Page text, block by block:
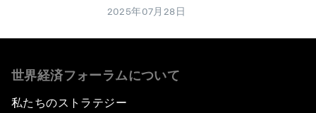
2025年07月28日
世界経済フォーラムについて
私たちのストラテジー